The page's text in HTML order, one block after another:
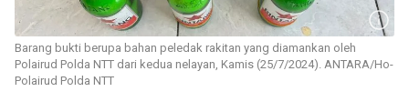
Barang bukti berupa bahan peledak rakitan yang diamankan oleh
Polairud Polda NTT dari kedua nelayan, Kamis (25/7/2024). ANTARA/Ho-
Polairud Polda NTT